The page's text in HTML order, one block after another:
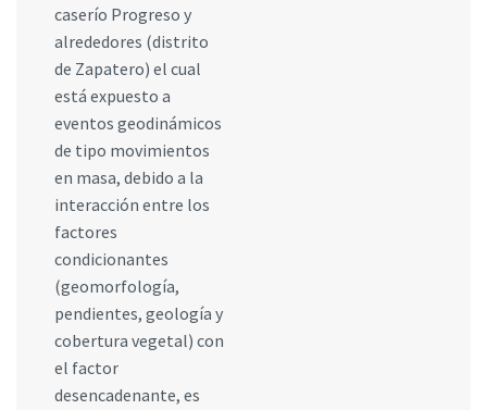
caserío Progreso y
alrededores (distrito
de Zapatero) el cual
está expuesto a
eventos geodinámicos
de tipo movimientos
en masa, debido a la
interacción entre los
factores
condicionantes
(geomorfología,
pendientes, geología y
cobertura vegetal) con
el factor
desencadenante, es